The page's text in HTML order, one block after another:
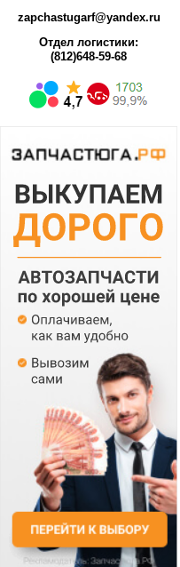
zapchastugarf@yandex.ru
Отдел логистики:
(812)648-59-68